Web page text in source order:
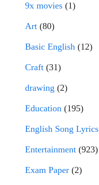
9x movies (1)
Art (80)
Basic English (12)
Craft (31)
drawing (2)
Education (195)
English Song Lyrics
Entertainment (923)
Exam Paper (2)